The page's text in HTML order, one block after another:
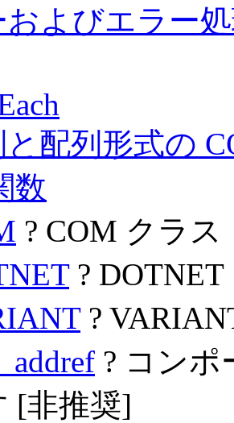
およびエラー
と配列形式の
数
? COM クラス
? DOTNET
?
? コン
[非推奨]